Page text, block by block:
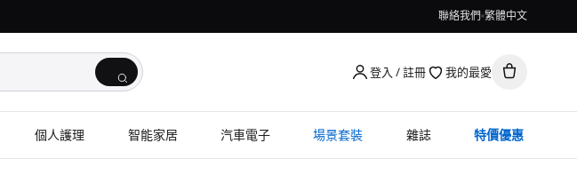
聯絡我們 繁體中文
登入 / 註冊 我的最愛
個人護理 智能家居 汽車電子 場景套裝 雜誌 特價優惠